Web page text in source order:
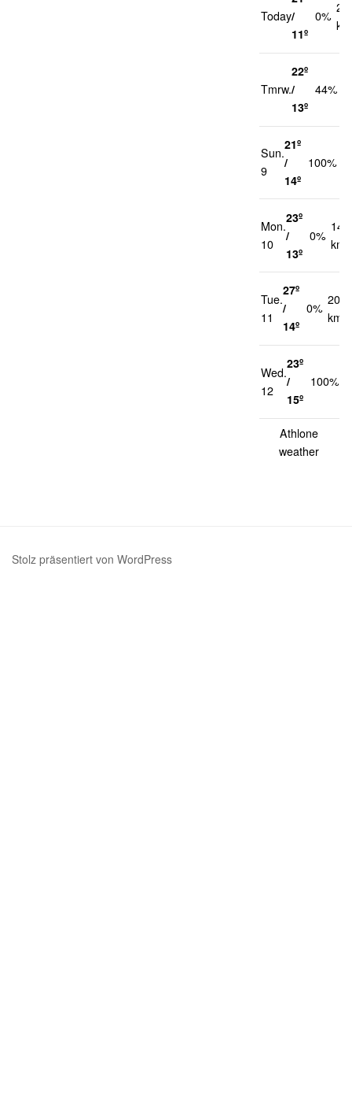
Today/
11º
0%
20
Tmrw.
22º
/
13º
44%
Sun.
9
21º
/
14º
100%
Mon.
10
23º
/
13º
0%
14
km/
Tue.
11
27º
/
14º
0%
20
km/h
Wed.
12
23º
/
15º
100%
Athlone
weather
Stolz präsentiert von WordPress